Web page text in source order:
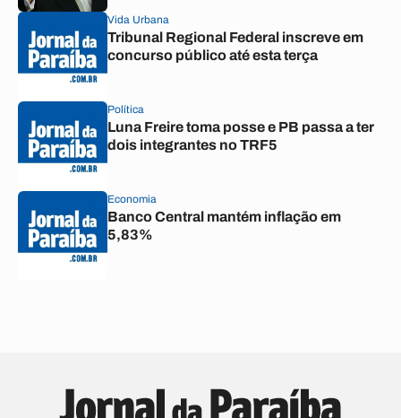
Vida Urbana
Tribunal Regional Federal inscreve em
concurso público até esta terça
Política
Luna Freire toma posse e PB passa a ter
dois integrantes no TRF5
Economia
Banco Central mantém inflação em
5,83%